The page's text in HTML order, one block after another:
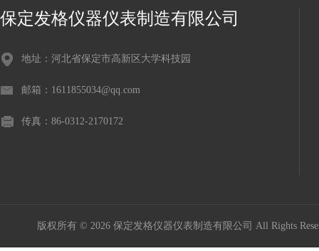
保定发格仪器仪表制造有限公司
地址：河北省保定市高新区大学科技园
邮箱：1611855034@qq.com
传真：86-0312-2170172
版权所有 © 2026 保定发格仪器仪表制造有限公司 All Rights